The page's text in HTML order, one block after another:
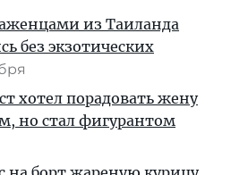
из Таиланда
без экзотических
хотел порадовать жену
но стал фигурантом